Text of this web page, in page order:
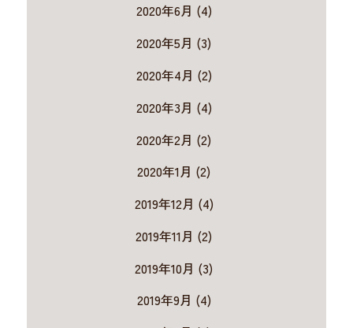
2020年6月 (4)
2020年5月 (3)
2020年4月 (2)
2020年3月 (4)
2020年2月 (2)
2020年1月 (2)
2019年12月 (4)
2019年11月 (2)
2019年10月 (3)
2019年9月 (4)